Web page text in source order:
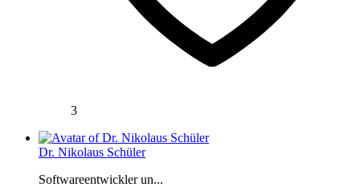
3
Dr. Nikolaus Schüler
Softwareentwickler un...